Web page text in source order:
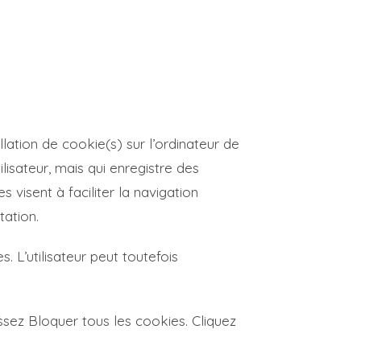
de cookie(s) sur l’ordinateur de
mais qui enregistre des
visent à faciliter la navigation
L’utilisateur peut toutefois
Bloquer tous les cookies. Cliquez